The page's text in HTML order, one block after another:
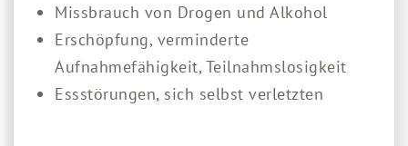
Missbrauch von Drogen und Alkohol
Erschöpfung, verminderte
Aufnahmefähigkeit, Teilnahmslosigkeit
Essstörungen, sich selbst verletzten